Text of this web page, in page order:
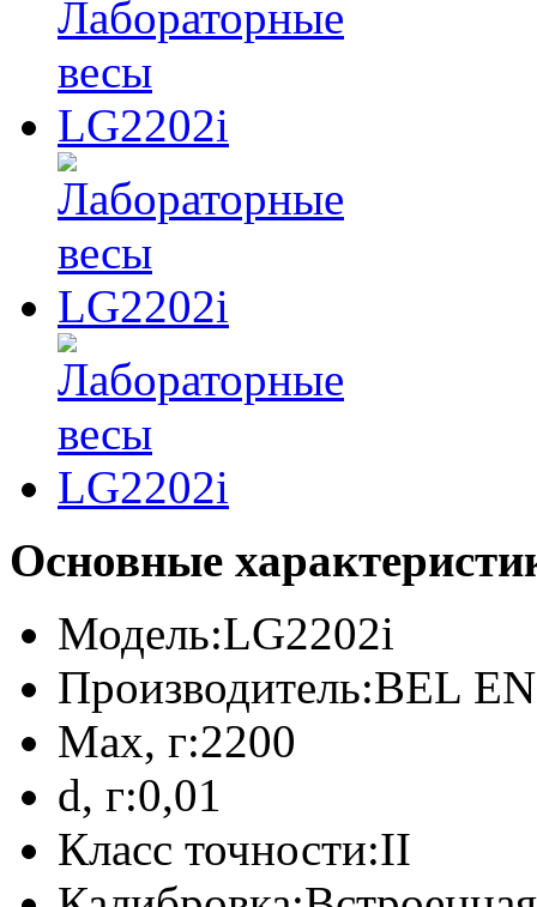
Основные
Модель:LG2202i
Производитель:BEL
Max, г:2200
d, г:0,01
Класс точности:II